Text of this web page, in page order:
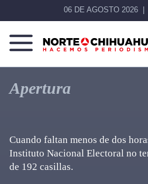
06 DE AGOSTO 2026
Norte
De
Chihuahua
Más
que
noticias,
Apertura
Cuando faltan menos de dos
Instituto Nacional Electoral no
de 192 casillas.